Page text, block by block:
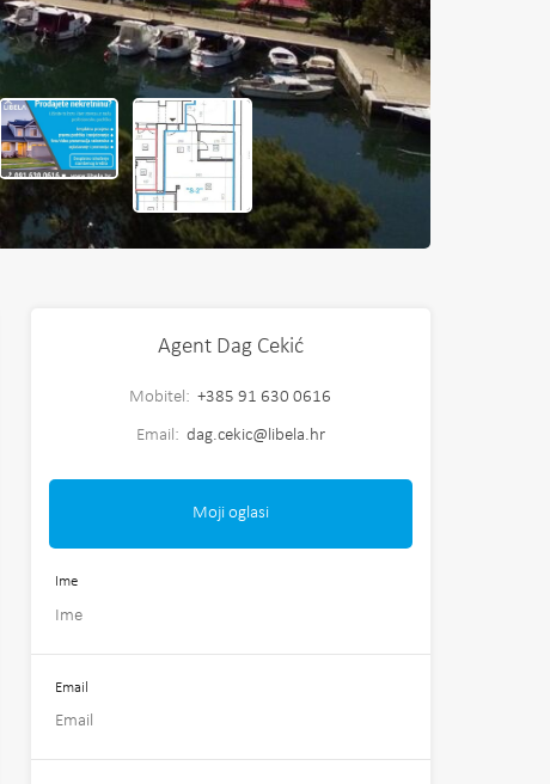
Agent Dag Cekić
Mobitel: +385 91 630 0616
Email: dag.cekic@libela.hr
Moji oglasi
Ime
Email